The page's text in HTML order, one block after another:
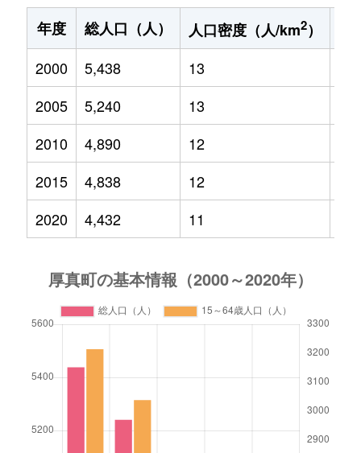
年度
総人口（人） 人口密度（人/km2）
2000
5,438 13
2005
5,240 13
2010
4,890 12
2015
4,838 12
2020
4,432 11